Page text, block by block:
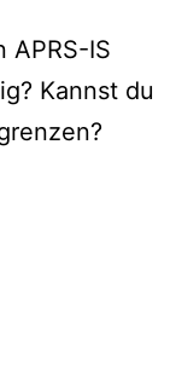
APRS-IS
Kannst du